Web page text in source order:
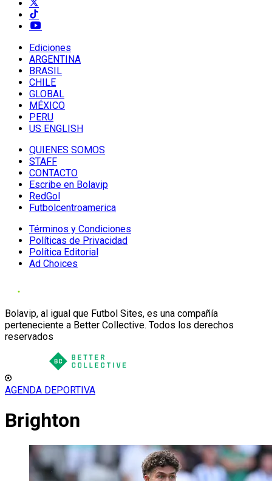
Ediciones
ARGENTINA
BRASIL
CHILE
GLOBAL
MÉXICO
PERU
US ENGLISH
QUIENES SOMOS
STAFF
CONTACTO
Escribe en Bolavip
RedGol
Futbolcentroamerica
Términos y Condiciones
Políticas de Privacidad
Política Editorial
Ad Choices
Bolavip, al igual que Futbol Sites, es una compañía
perteneciente a Better Collective. Todos los derechos
reservados
AGENDA DEPORTIVA
Brighton